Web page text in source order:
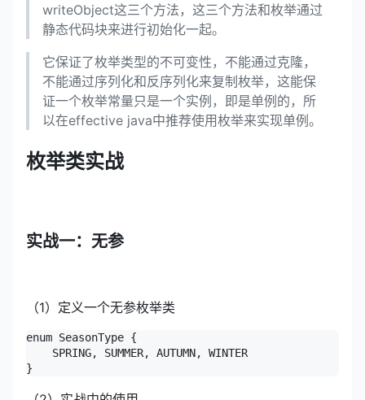
writeObject这三个方法，这三个方法和枚举通过
静态代码块来进行初始化一起。
它保证了枚举类型的不可变性，不能通过克隆，
不能通过序列化和反序列化来复制枚举，这能保
证一个枚举常量只是一个实例，即是单例的，所
以在effective java中推荐使用枚举来实现单例。
枚举类实战
实战一：无参
（1）定义一个无参枚举类
enum SeasonType {
    SPRING, SUMMER, AUTUMN, WINTER
}